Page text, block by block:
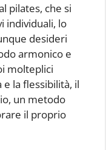
pilates, che si
individuali, lo
desideri
armonico e
molteplici
la flessibilità, il
un metodo
il proprio